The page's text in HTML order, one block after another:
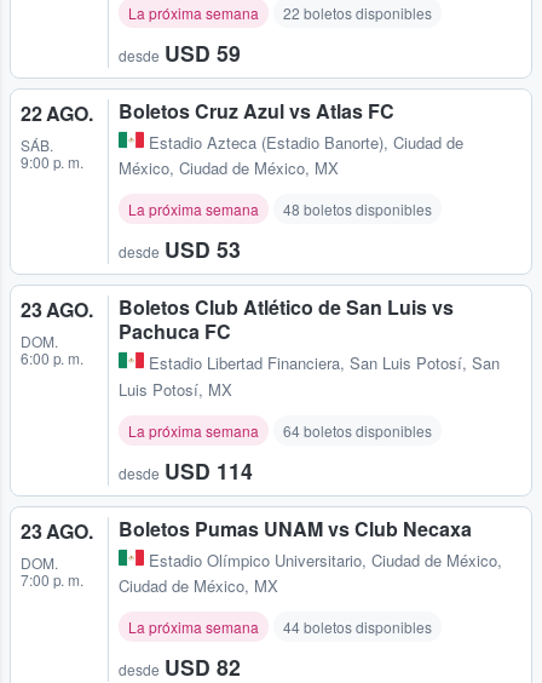
La próxima semana 22 boletos disponibles
desde USD 59
22 AGO.
SÁB.
9:00 p. m.
Boletos Cruz Azul vs Atlas FC
Estadio Azteca (Estadio Banorte), Ciudad de
México, Ciudad de México, MX
La próxima semana 48 boletos disponibles
desde USD 53
23 AGO.
DOM.
6:00 p. m.
Boletos Club Atlético de San Luis vs
Pachuca FC
Estadio Libertad Financiera, San Luis Potosí, San
Luis Potosí, MX
La próxima semana 64 boletos disponibles
desde USD 114
23 AGO.
DOM.
7:00 p. m.
Boletos Pumas UNAM vs Club Necaxa
Estadio Olímpico Universitario, Ciudad de México,
Ciudad de México, MX
La próxima semana 44 boletos disponibles
desde USD 82